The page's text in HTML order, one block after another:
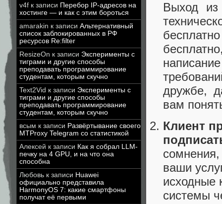
v4f к записи Перебор IP-адресов на
хостинге — и как с этим бороться
amarakin к записи Альтернативный
список заблокированных в РФ
ресурсов Re:filter
ResizeOn к записи Эксперименты с
тиграми и другие способы
преподавать программирование
студентам, которым скучно
Text2Vid к записи Эксперименты с
тиграми и другие способы
преподавать программирование
студентам, которым скучно
всым к записи Развёртывание своего
MTProxy Telegram со статистикой
Алексей к записи Как я собрал LLM-
печку на 4 GPU, и на что она
способна
Любовь к записи Huawei
официально представила
HarmonyOS 7: какие смартфоны
получат её первыми
Выход из
дружбе,
вам
Клиент
ваши
исходные
системы